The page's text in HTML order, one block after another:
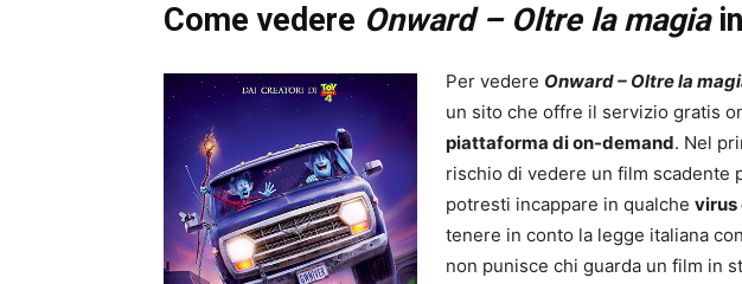
Come vedere Onward – Oltre la magia
Per vedere Onward – Oltre la
un sito che offre il servizio gratis
piattaforma di on-demand. Nel
rischio di vedere un film scadente
potresti incappare in qualche virus
tenere in conto la legge italiana
non punisce chi guarda un film in